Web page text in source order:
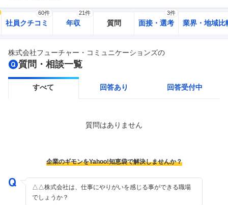
社員クチコミ
60件
年収
21件
質問 面接・選考
3件
業界・地域比
株式会社フューチャー・コミュニケーションズの
質問・相談一覧
すべて 回答あり 回答受付中
質問はありません
企業のギモンをYahoo!知恵袋で解決しませんか？
△△株式会社は、仕事にやりがいを感じる事ができる職場
でしょうか？